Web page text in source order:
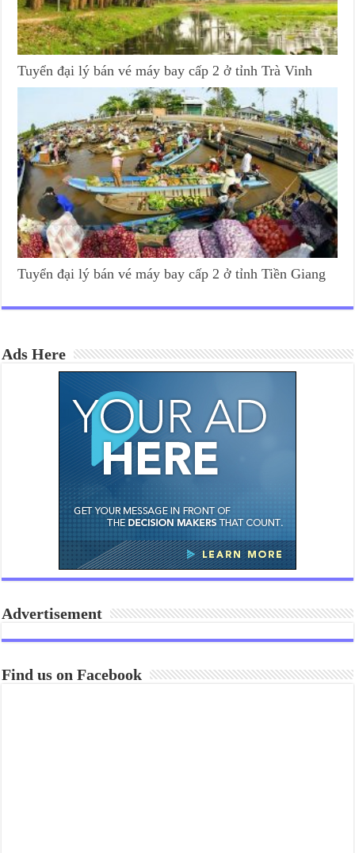
Tuyển đại lý bán vé máy bay cấp 2 ở tỉnh Trà Vinh
Tuyển đại lý bán vé máy bay cấp 2 ở tỉnh Tiền Giang
Ads Here
Advertisement
Find us on Facebook